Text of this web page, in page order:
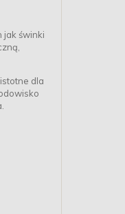
jak świnki
dla